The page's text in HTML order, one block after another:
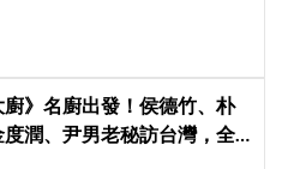
廚》名廚出發！侯德竹、朴
潤、尹男老秘訪台灣，全